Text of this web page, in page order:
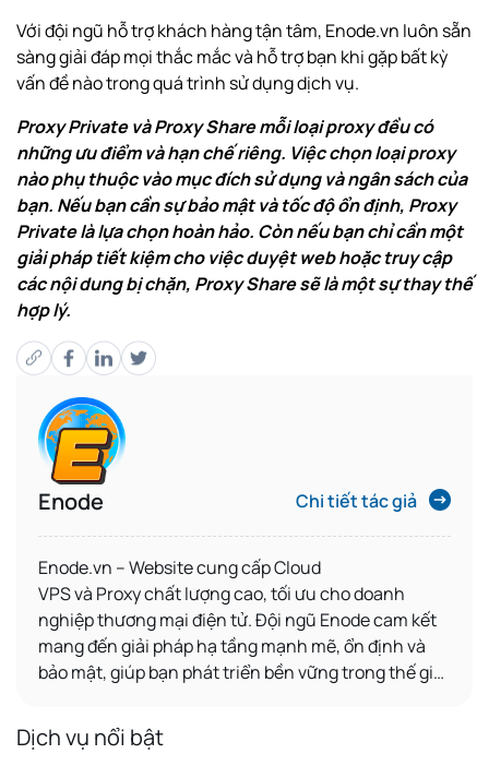
Với đội ngũ hỗ trợ khách hàng tận tâm, Enode.vn luôn sẵn
sàng giải đáp mọi thắc mắc và hỗ trợ bạn khi gặp bất kỳ
vấn đề nào trong quá trình sử dụng dịch vụ.
Proxy Private và Proxy Share mỗi loại proxy đều có
những ưu điểm và hạn chế riêng. Việc chọn loại proxy
nào phụ thuộc vào mục đích sử dụng và ngân sách của
bạn. Nếu bạn cần sự bảo mật và tốc độ ổn định, Proxy
Private là lựa chọn hoàn hảo. Còn nếu bạn chỉ cần một
giải pháp tiết kiệm cho việc duyệt web hoặc truy cập
các nội dung bị chặn, Proxy Share sẽ là một sự thay thế
hợp lý.
Enode Chi tiết tác giả
Enode.vn – Websitecung cấpCloud
VPSvà Proxychất lượng cao, tối ưu chodoanh
nghiệp thương mại điện tử. Đội ngũ Enode cam kết
mang đến giải pháp hạ tầng mạnh mẽ, ổn định và
bảo mật, giúp bạn phát triển bền vững trong thế giới
Dịch vụ nổi bật